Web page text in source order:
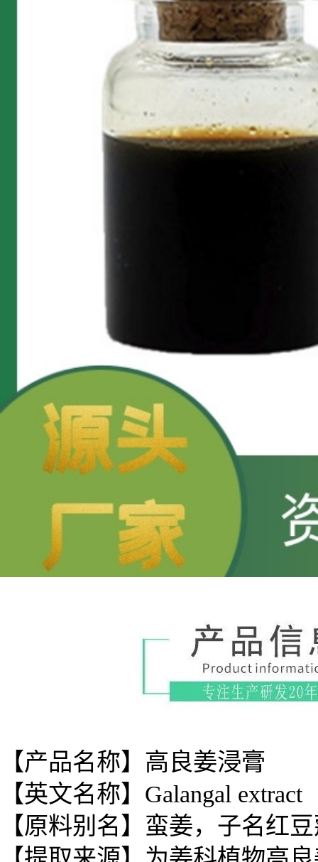
【产品名称】高良姜浸膏
【英文名称】Galangal extract
【原料别名】 蛮姜，子名红